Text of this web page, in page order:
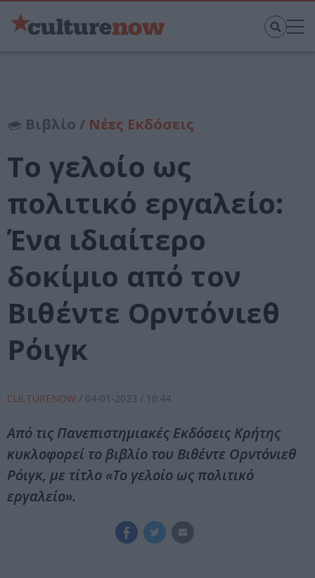
Βιβλίο / Νέες Εκδόσεις
Το γελοίο ως
πολιτικό εργαλείο:
Ένα ιδιαίτερο
δοκίμιο από τον
Βιθέντε Ορντόνιεθ
Ρόιγκ
CULTURENOW / 04-01-2023 / 10:44
Από τις Πανεπιστημιακές Εκδόσεις Κρήτης
κυκλοφορεί το βιβλίο του Βιθέντε Ορντόνιεθ
Ρόιγκ, με τίτλο «Το γελοίο ως πολιτικό
εργαλείο».